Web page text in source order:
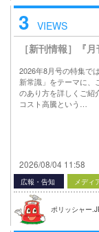
3 VIEWS
［新刊情報］『
2026年8月号の特集で
新常識」をテーマに、
のあり方を詳しくご紹
コスト高騰という…
2026/08/04 11:58
広報・告知 メディ
ポリッシャー